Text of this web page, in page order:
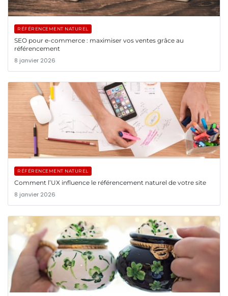
RÉFÉRENCEMENT NATUREL
SEO pour e-commerce : maximiser vos ventes grâce au
référencement
8 janvier 2026
RÉFÉRENCEMENT NATUREL
Comment l’UX influence le référencement naturel de votre site
8 janvier 2026